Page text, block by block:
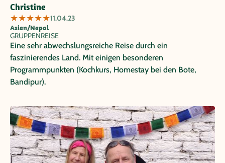
Christine
★★★★★11.04.23
Asien/Nepal
GRUPPENREISE
Eine sehr abwechslungsreiche Reise durch ein
faszinierendes Land. Mit einigen besonderen
Programmpunkten (Kochkurs, Homestay bei den Bote,
Bandipur).